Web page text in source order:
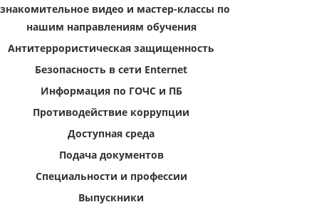
видео и мастер-классы по
нашим направлениям обучения
Антитеррористическая защищенность
Безопасность в сети Enternet
Информация по ГОЧС и ПБ
Противодействие коррупции
Доступная среда
Подача документов
Специальности и профессии
Выпускники